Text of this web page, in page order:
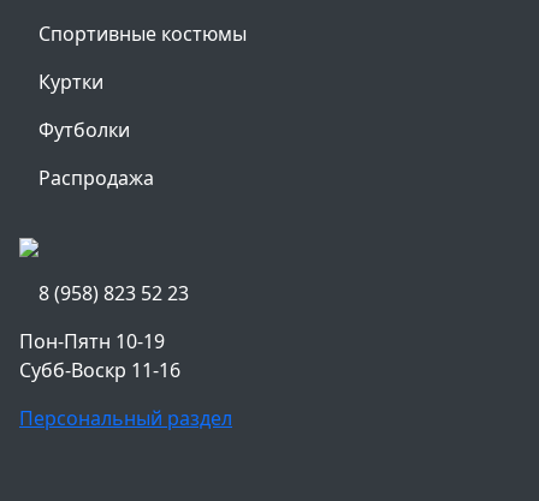
Спортивные костюмы
Куртки
Футболки
Распродажа
8 (958) 823 52 23
Пон-Пятн 10-19
Субб-Воскр 11-16
Персональный раздел